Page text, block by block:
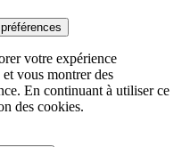
votre expérience
vous montrer des
En continuant à utiliser ce
des cookies.